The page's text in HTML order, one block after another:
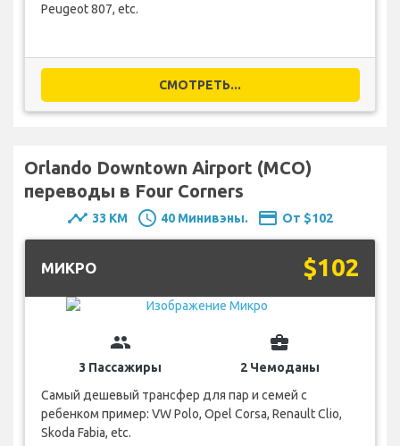
Peugeot 807, etc.
СМОТРЕТЬ...
Orlando Downtown Airport (MCO)
переводы в Four Corners
timeline 33 KM schedule 40 Минивэны. payment От $102
MИКРО $102
group
3 Пассажиры
business_center
2 Чемоданы
Самый дешевый трансфер для пар и семей с
ребенком пример: VW Polo, Opel Corsa, Renault Clio,
Skoda Fabia, etc.